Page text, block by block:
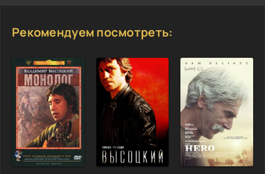
Рекомендуем посмотреть: